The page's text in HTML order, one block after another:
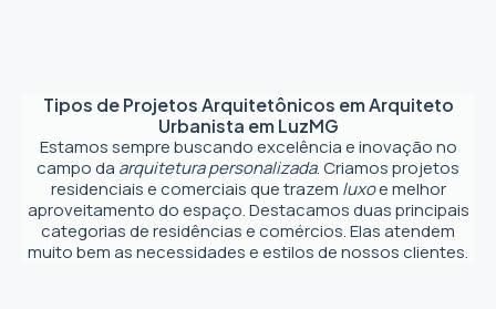
Tipos de Projetos Arquitetônicos emArquiteto
Urbanista em LuzMG
Estamos sempre buscando excelência e inovação no
campo da arquitetura personalizada. Criamos projetos
residenciais e comerciais que trazem luxoe melhor
aproveitamento do espaço. Destacamos duas principais
categorias de residências e comércios. Elas atendem
muito bem as necessidades e estilos de nossos clientes.